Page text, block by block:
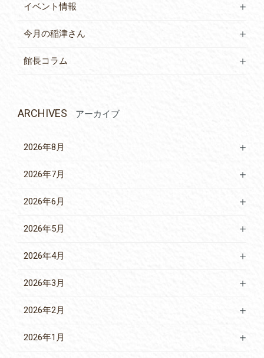
イベント情報
今月の稲津さん
館長コラム
ARCHIVES アーカイブ
2026年8月
2026年7月
2026年6月
2026年5月
2026年4月
2026年3月
2026年2月
2026年1月